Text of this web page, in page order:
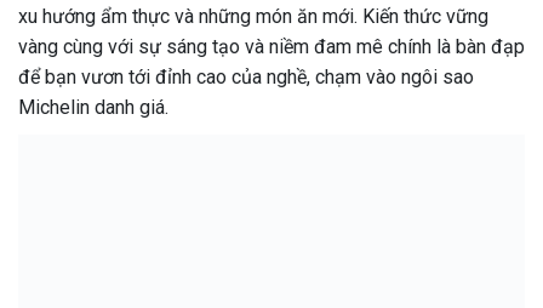
xu hướng ẩm thực và những món ăn mới. Kiến thức vững
vàng cùng với sự sáng tạo và niềm đam mê chính là bàn đạp
để bạn vươn tới đỉnh cao của nghề, chạm vào ngôi sao
Michelin danh giá.